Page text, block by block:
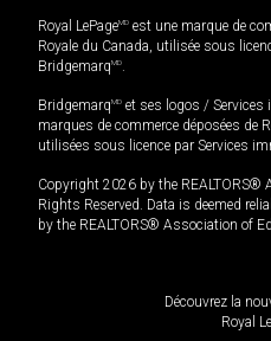
Royal LePageMD est une marque de
Royale du Canada, utilisée sous
BridgemarqMD.
BridgemarqMD et ses logos /
marques de commerce déposées de
utilisées sous licence par Services
Copyright 2026 by the REALTORS®
Rights Reserved. Data is deemed
by the REALTORS® Association of
Découvrez la
Royal